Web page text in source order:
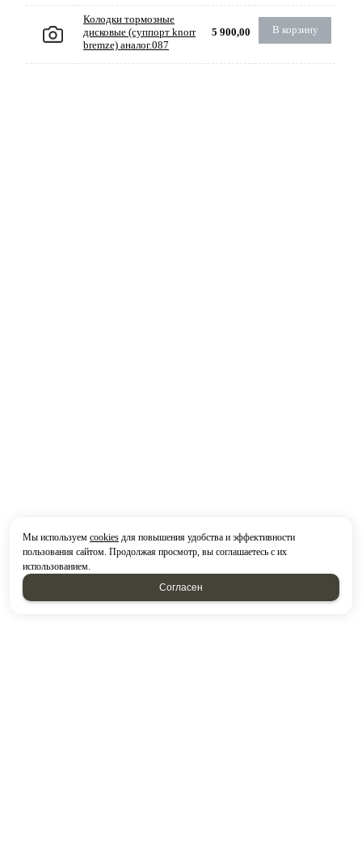
Колодки тормозные
дисковые (суппорт knorr
bremze) аналог.087
5 900,00 В корзину
Мы используем cookies для повышения удобства и эффективности
пользования сайтом. Продолжая просмотр, вы соглашаетесь с их
использованием.
Согласен